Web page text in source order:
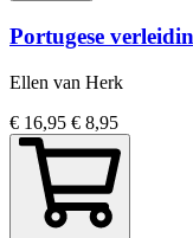
Portugese
Ellen van Herk
€ 16,95 € 8,95